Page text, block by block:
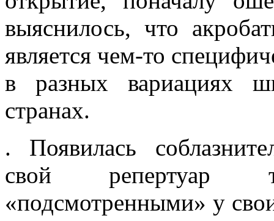
выясни­лось, что
является чем-то
в разных вариациях
странах.
. Появилась
свой репертуар
«подсмотренными» у